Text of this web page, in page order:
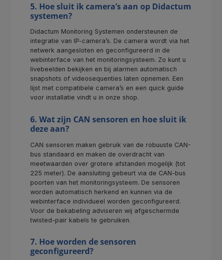
5. Hoe sluit ik camera’s aan op Didactum
systemen?
Didactum Monitoring Systemen ondersteunen de
integratie van IP-camera’s. De camera wordt via het
netwerk aangesloten en geconfigureerd in de
webinterface van het monitoringsysteem. Zo kunt u
livebeelden bekijken en bij alarmen automatisch
snapshots of videosequenties laten opnemen. Een
lijst met compatibele camera’s en een quick guide
voor installatie vindt u in onze shop.
6. Wat zijn CAN sensoren en hoe sluit ik
deze aan?
CAN sensoren maken gebruik van de robuuste CAN-
bus standaard en maken de overdracht van
meetwaarden over grotere afstanden mogelijk (tot
225 meter). De aansluiting gebeurt via de CAN-bus
poorten van het monitoringsysteem. De sensoren
worden automatisch herkend en kunnen via de
webinterface individueel worden geconfigureerd.
Voor de bekabeling adviseren wij afgeschermde
twisted-pair kabels te gebruiken.
7. Hoe worden de sensoren
geconfigureerd?